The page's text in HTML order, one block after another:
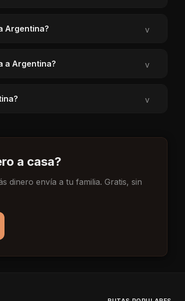
Argentina? v
a Argentina? v
v
a casa?
dinero envía a tu familia. Gratis, sin